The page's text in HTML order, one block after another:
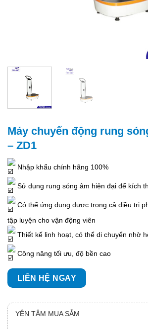
Máy chuyển động rung
– ZD1
Nhập khẩu chính hãng 100%
Sử dụng rung sóng âm hiện đại để kích
Có thể ứng dụng được trong cả điều trị
tập luyện cho vận động viên
Thiết kế linh hoạt, có thể di chuyển nhờ
Công năng tối ưu, độ bền cao
LIÊN HỆ NGAY
YÊN TÂM MUA SẮM